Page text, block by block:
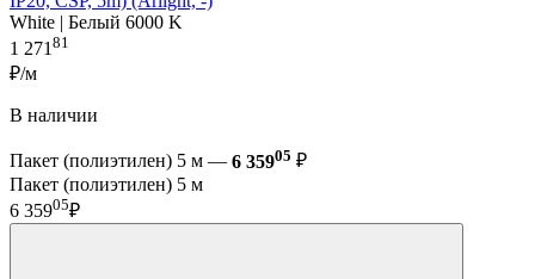
White | Белый 6000 K
1 27181
₽/м
В наличии
Пакет (полиэтилен) 5 м — 6 35905 ₽
Пакет (полиэтилен) 5 м
6 35905₽